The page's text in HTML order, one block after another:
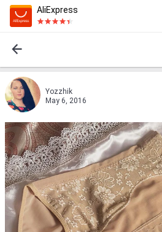
AliExpress
Yozzhik
May 6, 2016